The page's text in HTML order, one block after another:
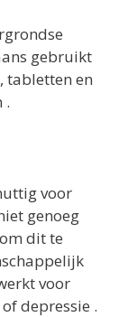
gebruikt
tabletten en
.
voor
genoeg
dit te
voor
depressie .